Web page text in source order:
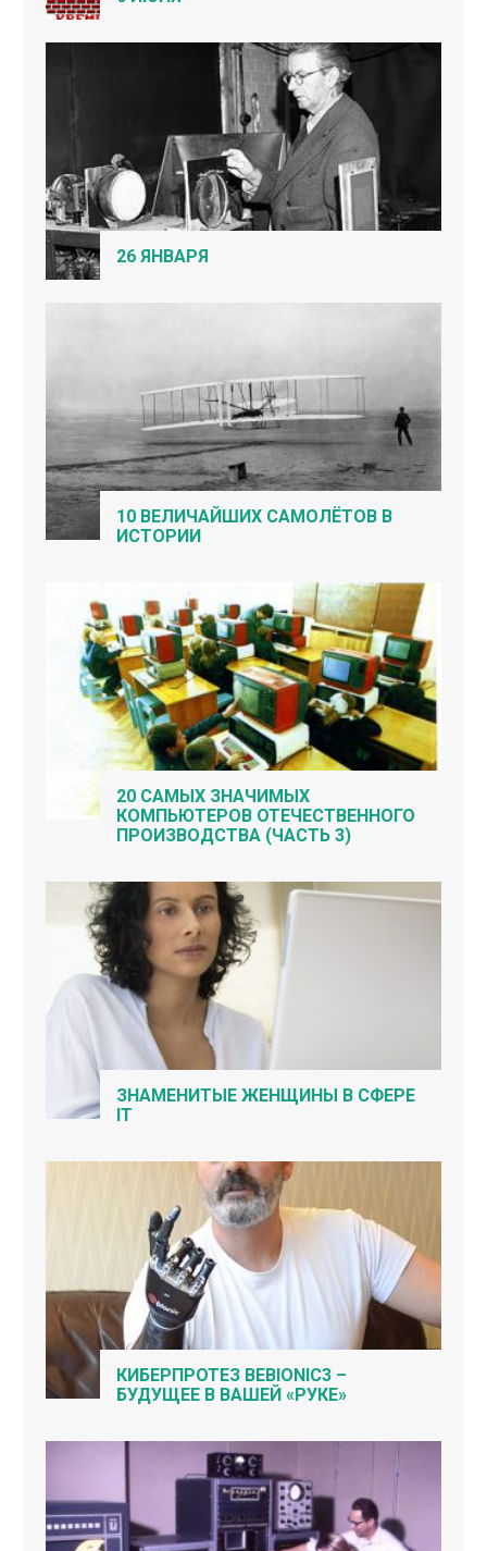
26 ЯНВАРЯ
10 ВЕЛИЧАЙШИХ САМОЛЁТОВ В
ИСТОРИИ
20 САМЫХ ЗНАЧИМЫХ
КОМПЬЮТЕРОВ ОТЕЧЕСТВЕННОГО
ПРОИЗВОДСТВА (ЧАСТЬ 3)
ЗНАМЕНИТЫЕ ЖЕНЩИНЫ В СФЕРЕ
IT
КИБЕРПРОТЕЗ BEBIONIC3 –
БУДУЩЕЕ В ВАШЕЙ «РУКЕ»